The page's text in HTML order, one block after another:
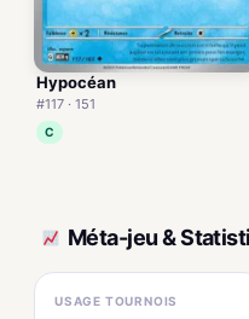
Hypocéan
#117 · 151
C
Méta-jeu &
USAGE TOURNOIS